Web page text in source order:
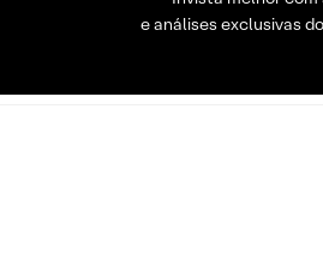
e análises exclusivas